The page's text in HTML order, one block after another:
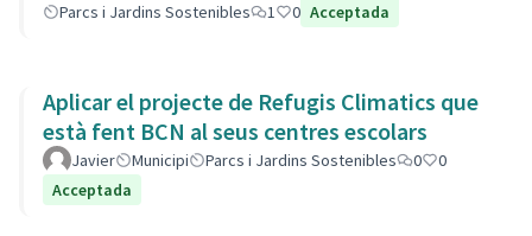
Parcs i Jardins Sostenibles
1 0 Acceptada
Aplicar el projecte de Refugis Climatics que
està fent BCN al seus centres escolars
Javier Municipi Parcs i Jardins Sostenibles 0
0
Acceptada